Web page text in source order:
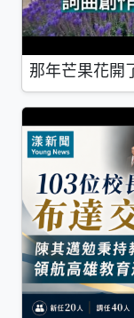
那年芒果花開